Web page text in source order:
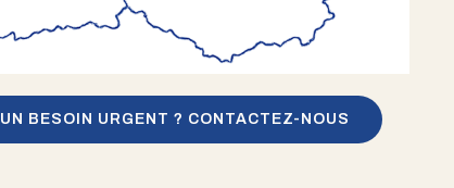
UN BESOIN URGENT ? CONTACTEZ-NOUS